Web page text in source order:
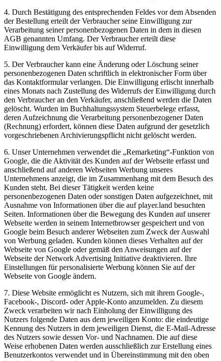
4. Durch Bestätigung des entsprechenden Feldes vor dem Absenden
der Bestellung erteilt der Verbraucher seine Einwilligung zur
Verarbeitung seiner personenbezogenen Daten in dem in diesen
AGB genannten Umfang. Der Verbraucher erteilt diese
Einwilligung dem Verkäufer bis auf Widerruf.
5. Der Verbraucher kann eine Änderung oder Löschung seiner
personenbezogenen Daten schriftlich in elektronischer Form über
das Kontaktformular verlangen. Die Einwilligung erlischt innerhalb
eines Monats nach Zustellung des Widerrufs der Einwilligung durch
den Verbraucher an den Verkäufer, anschließend werden die Daten
gelöscht. Wurden im Buchhaltungssystem Steuerbelege erfasst,
deren Aufzeichnung die Verarbeitung personenbezogener Daten
(Rechnung) erfordert, können diese Daten aufgrund der gesetzlich
vorgeschriebenen Archivierungspflicht nicht gelöscht werden.
6. Unser Unternehmen verwendet die „Remarketing“-Funktion von
Google, die die Aktivität des Kunden auf der Webseite erfasst und
anschließend auf anderen Webseiten Werbung unseres
Unternehmens anzeigt, die im Zusammenhang mit dem Besuch des
Kunden steht. Bei dieser Tätigkeit werden keine
personenbezogenen Daten oder sonstigen Daten aufgezeichnet, mit
Ausnahme von Informationen über die auf player.land besuchten
Seiten. Informationen über die Bewegung des Kunden auf unserer
Webseite werden in seinem Internetbrowser gespeichert und von
Google beim Besuch anderer Webseiten zum Zweck der Auswahl
von Werbung geladen. Kunden können dieses Verhalten auf der
Webseite von Google oder gemäß den Anweisungen auf der
Webseite der Network Advertising Initiative deaktivieren. Ihre
Einstellungen für personalisierte Werbung können Sie auf der
Webseite von Google ändern.
7. Diese Website ermöglicht es Nutzern, sich mit ihrem Google-,
Facebook-, Discord- oder Apple-Konto anzumelden. Zu diesem
Zweck verarbeiten wir nach Einholung der Einwilligung des
Nutzers folgende Daten aus dem jeweiligen Konto: die eindeutige
Kennung des Nutzers in dem jeweiligen Dienst, die E-Mail-Adresse
des Nutzers sowie dessen Vor- und Nachnamen. Die auf diese
Weise erhobenen Daten werden ausschließlich zur Erstellung eines
Benutzerkontos verwendet und in Übereinstimmung mit den oben